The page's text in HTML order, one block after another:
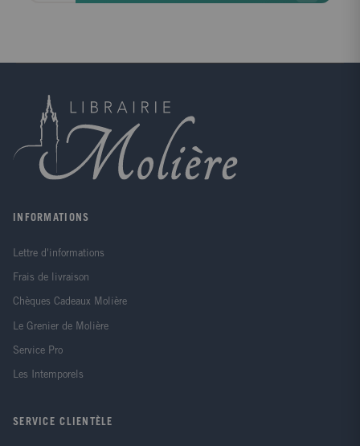
INFORMATIONS
Lettre d'informations
Frais de livraison
Chèques Cadeaux Molière
Le Grenier de Molière
Service Pro
Les Intemporels
SERVICE CLIENTÈLE